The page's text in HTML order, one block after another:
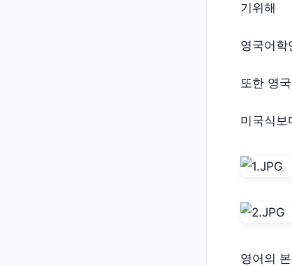
기위해
영국어학
또한 영
미국식보
영어의